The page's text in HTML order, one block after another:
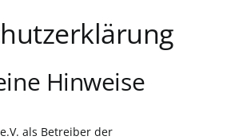
Hinweise
als Betreiber der